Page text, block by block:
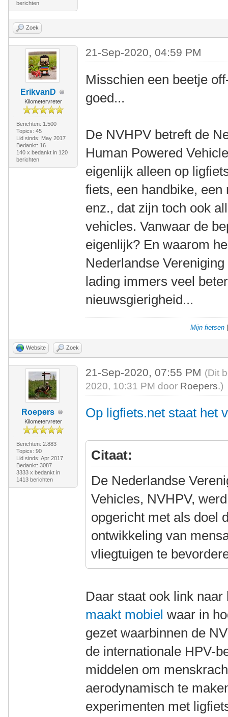
berichten
Zoek
ErikvanD
Kilometervreter
Berichten: 1.500
Topics: 45
Lid sinds: May 2017
Bedankt: 16
140 x bedankt in 120
berichten
21-Sep-2020, 04:59 PM
Misschien een beetje
goed...
De NVHPV betreft de
Human Powered
eigenlijk alleen op
fiets, een handbike,
enz., dat zijn toch ook
vehicles. Vanwaar de
eigenlijk? En waarom
Nederlandse
lading immers veel
nieuwsgierigheid...
Mijn fietsen
Website Zoek
Roepers
Kilometervreter
Berichten: 2.883
Topics: 90
Lid sinds: Apr 2017
Bedankt: 3087
3333 x bedankt in
1413 berichten
21-Sep-2020, 07:55 PM (Dit
2020, 10:31 PM door Roepers.)
Op ligfiets.net staat het
Citaat:
De Nederlandse
Vehicles, NVHPV,
opgericht met als doel
ontwikkeling van
vliegtuigen te
Daar staat ook link
maakt mobiel waar in
gezet waarbinnen de
de internationale HPV-
middelen om
aerodynamisch te
experimenten met